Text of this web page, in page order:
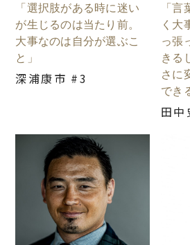
「選択肢がある時に迷い
が生じるのは当たり前。
大事なのは自分が選ぶこ
と」
深浦康市 #3
「
く大
っ張
きる
さに
でき
田